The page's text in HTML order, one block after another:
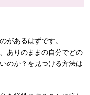
があるはずです。
ありのままの自分でどの
のか？を見つける方法は